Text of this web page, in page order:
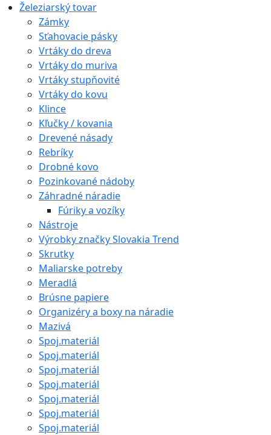
Železiarský tovar
Zámky
Sťahovacie pásky
Vrtáky do dreva
Vrtáky do muriva
Vrtáky stupňovité
Vrtáky do kovu
Klince
Kľučky / kovania
Drevené násady
Rebríky
Drobné kovo
Pozinkované nádoby
Záhradné náradie
Fúriky a vozíky
Nástroje
Výrobky značky Slovakia Trend
Skrutky
Maliarske potreby
Meradlá
Brúsne papiere
Organizéry a boxy na náradie
Mazivá
Spoj.materiál
Spoj.materiál
Spoj.materiál
Spoj.materiál
Spoj.materiál
Spoj.materiál
Spoj.materiál